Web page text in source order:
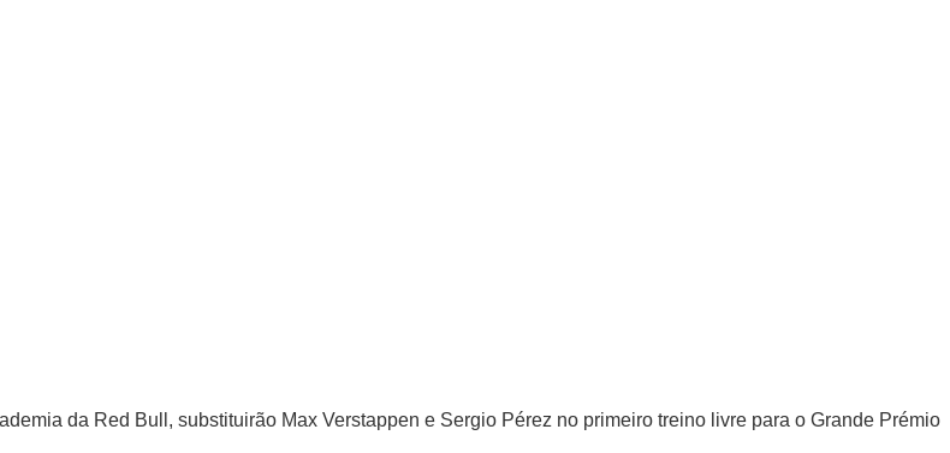
da Red Bull, substituirão Max Verstappen e Sergio Pérez no primeiro treino livre para o Grande Prémio